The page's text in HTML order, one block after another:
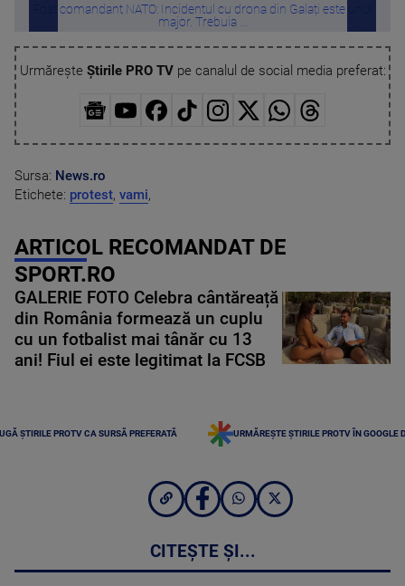
Fost comandant NATO: Incidentul cu drona din Galați este unul
major. Trebuia ...
Urmărește Știrile PRO TVpe canalul de social media preferat:
Sursa: News.ro
Etichete: protest, vami,
ARTICOL RECOMANDAT DE
SPORT.RO
GALERIE FOTO Celebra cântăreață
din România formează un cuplu
cu un fotbalist mai tânăr cu 13
ani! Fiul ei este legitimat la FCSB
ȘTIRILE PROTV CA SURSĂ PREFERATĂ URMĂREȘTE ȘTIRILE PROTV ÎN GOOGLE
CITEȘTE ȘI...